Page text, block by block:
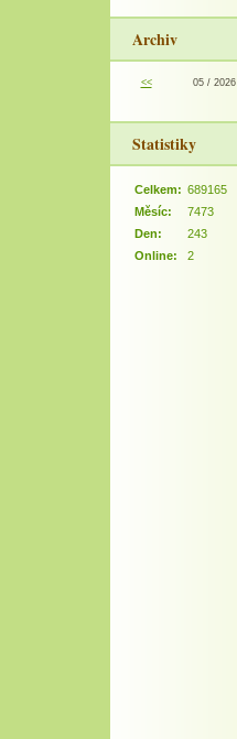
Archiv
<< 05 / 2026
Statistiky
Online: 2
Celkem: 689165
Měsíc:
7473
Den:
243